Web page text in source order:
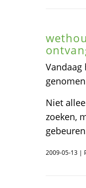
Niet
zoeken,
2009-05-13 |